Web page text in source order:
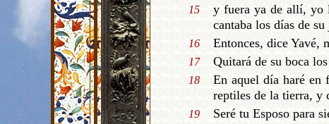
15
y fuera ya de allí, yo
cantaba los días de
16 Entonces, dice Yavé,
17 Quitará de su boca
18
En aquel día haré en
reptiles de la tierra, y
19 Seré tu Esposo para